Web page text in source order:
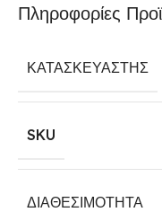
Πληροφορίες
ΚΑΤΑΣΚΕΥΑΣΤΉΣ
SKU
ΔΙΑΘΕΣΙΜΌΤΗΤΑ